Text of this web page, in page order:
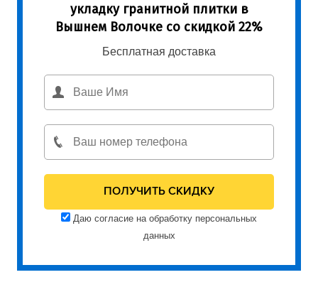
укладку гранитной плитки в
Вышнем Волочке со скидкой 22%
Бесплатная доставка
Даю согласие на обработку персональных
данных